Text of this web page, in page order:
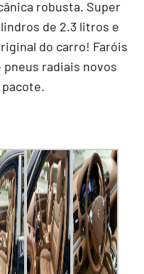
robusta. Super
de 2.3 litros e
do carro! Faróis
pneus radiais novos